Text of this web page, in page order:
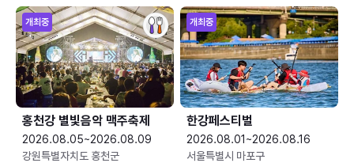
개최중
홍천강 별빛음악 맥주축제
2026.08.05~2026.08.09
강원특별자치도 홍천군
개최중
한강페스티벌
2026.08.01~2026.08.16
서울특별시 마포구